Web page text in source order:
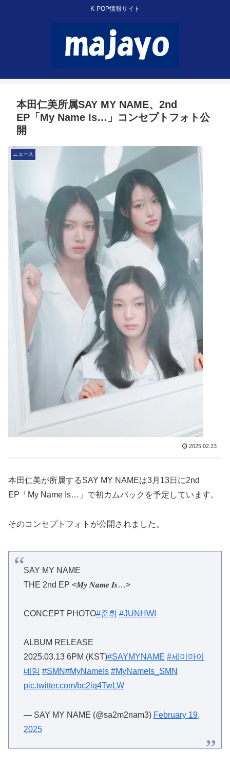
K-POP情報サイト
本田仁美所属SAY MY NAME、2nd
EP「My Name Is…」コンセプトフォト公
開
ニュース
2025.02.23
本田仁美が所属するSAY MY NAMEは3月13日に2nd
EP「My Name Is…」で初カムバックを予定しています。
そのコンセプトフォトが公開されました。
SAY MY NAME
THE 2nd EP <𝑴𝒚 𝑵𝒂𝒎𝒆 𝑰𝒔…>
CONCEPT PHOTO#준휘 #JUNHWI
ALBUM RELEASE
2025.03.13 6PM (KST)#SAYMYNAME #세이마이
네임 #SMN#MyNameIs #MyNameIs_SMN
pic.twitter.com/bc2iq4TwLW
— SAY MY NAME (@sa2m2nam3) February 19,
2025